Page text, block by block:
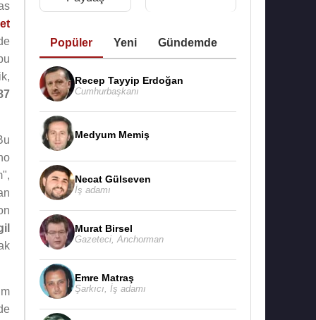
Popüler Yeni Gündemde
Recep Tayyip Erdoğan
Cumhurbaşkanı
Medyum Memiş
Necat Gülseven
İş adamı
Murat Birsel
Gazeteci Anchorman
Emre Matraş
Şarkıcı İş adamı